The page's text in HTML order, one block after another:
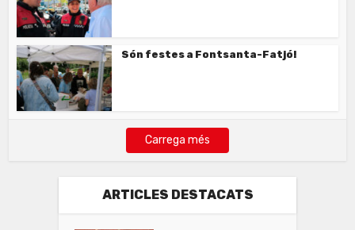
Són festes a Fontsanta-Fatjó!
Carrega més
ARTICLES DESTACATS